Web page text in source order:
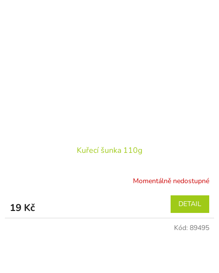
Kuřecí šunka 110g
Momentálně nedostupné
19 Kč DETAIL
Kód: 89495